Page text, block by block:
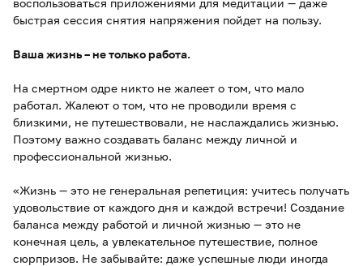
воспользоваться приложениями для медитации — даже
быстрая сессия снятия напряжения пойдет на пользу.
Ваша жизнь – не только работа.
На смертном одре никто не жалеет о том, что мало
работал. Жалеют о том, что не проводили время с
близкими, не путешествовали, не наслаждались жизнью.
Поэтому важно создавать баланс между личной и
профессиональной жизнью.
«Жизнь — это не генеральная репетиция: учитесь получать
удовольствие от каждого дня и каждой встречи! Создание
баланса между работой и личной жизнью — это не
конечная цель, а увлекательное путешествие, полное
сюрпризов. Не забывайте: даже успешные люди иногда